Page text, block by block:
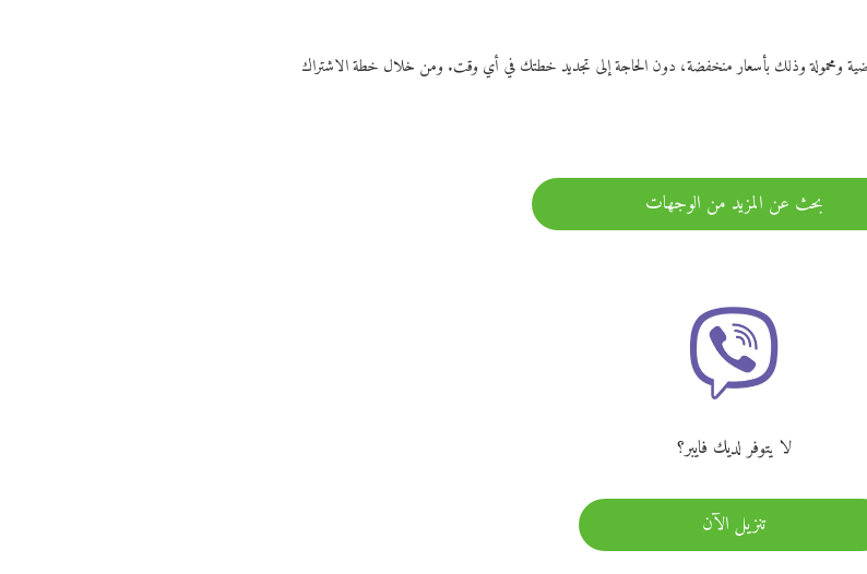
ومحمولة وذلك بأسعار منخفضة، دون الحاجة إلى تجديد خطتك في أي وقت. ومن خلال خطة الاشتراك
بحث عن المزيد من الوجهات
لا يتوفر لديك فايبر؟
تنزيل الآن